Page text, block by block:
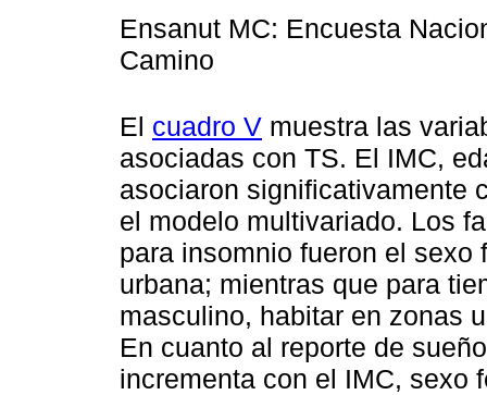
Ensanut MC: Encuesta
Camino
El cuadro V muestra las
asociadas con TS. El IMC,
asociaron significativamente
el modelo multivariado. Los
para insomnio fueron el
urbana; mientras que para
masculino, habitar en zonas
En cuanto al reporte de
incrementa con el IMC, sexo